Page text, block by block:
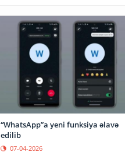
“WhatsApp”a yeni funksiya əlavə
edilib
07-04-2026